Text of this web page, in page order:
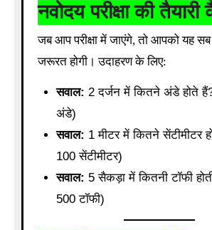
नवोदय परीक्षा की
जब आप परीक्षा में जाएंगे, तो आपको यह
जरूरत होगी। उदाहरण के लिए:
सवाल: 2 दर्जन में कितने अंडे होते
अंडे)
सवाल: 1 मीटर में कितने सेंटीमीटर
100 सेंटीमीटर)
सवाल: 5 सैकड़ा में कितनी टॉफी
500 टॉफी)